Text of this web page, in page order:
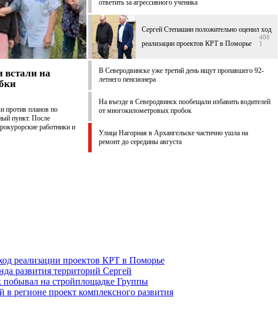
встали на
против планов по
пункт. После
работники и
ответить за агрессивного ученика
Сергей Степашин положительно оценил ход
реализации проектов КРТ в Поморье
488
1
В Северодвинске уже третий день ищут пропавшего 92-
летнего пенсионера
На въезде в Северодвинск пообещали избавить водителей
от многокилометровых пробок
Улица Нагорная в Архангельске частично ушла на
ремонт до середины августа
реализации проектов КРТ в Поморье
развития территорий Сергей
побывал на стройплощадке Группы
регионе проект комплексного развития